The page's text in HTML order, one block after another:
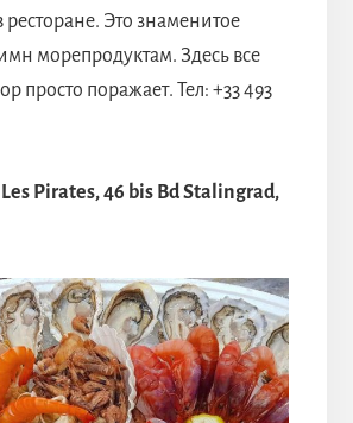
ресторане. Это знаменитое
морепродуктам. Здесь все
просто поражает. Тел: +33 493
Pirates, 46 bis Bd Stalingrad,